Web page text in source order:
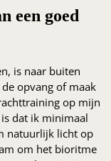
een goed
is naar buiten
opvang of maak
op mijn
dat ik minimaal
natuurlijk licht op
om het bioritme